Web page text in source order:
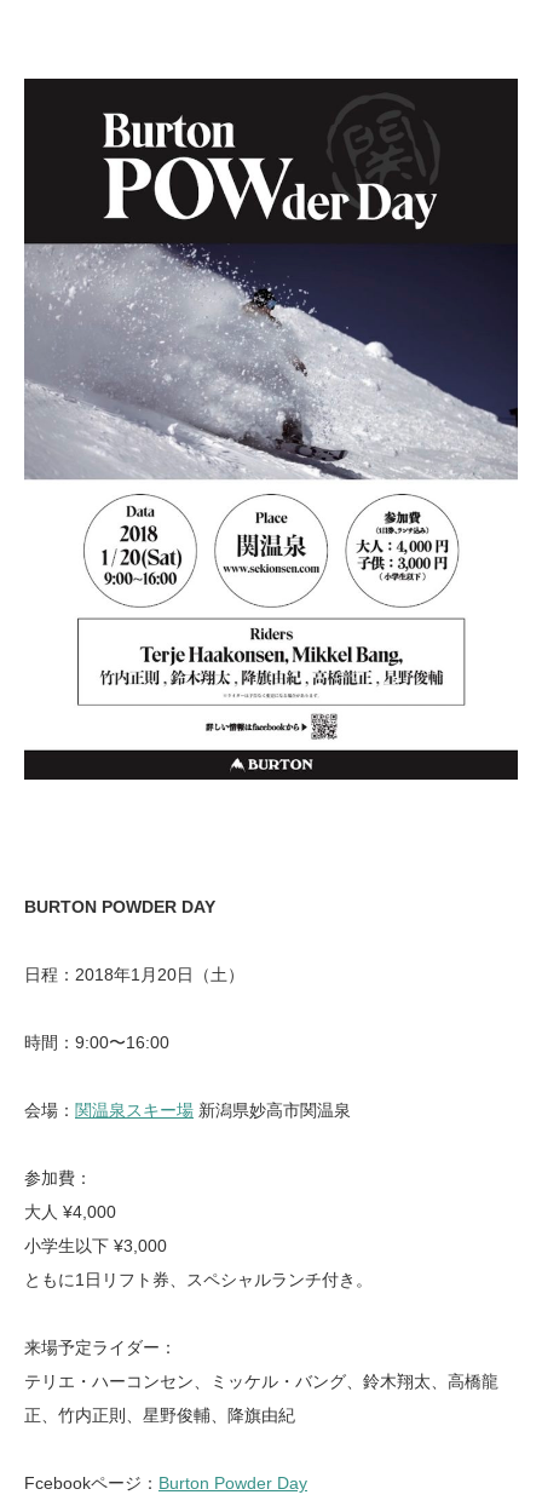
BURTON POWDER DAY
日程：2018年1月20日（土）
時間：9:00〜16:00
会場： 関温泉スキー場 新潟県妙高市関温泉
参加費：
大人 ¥4,000
小学生以下 ¥3,000
ともに1日リフト券、スペシャルランチ付き。
来場予定ライダー：
テリエ・ハーコンセン、ミッケル・バング、鈴木翔太、高橋龍
正、竹内正則、星野俊輔、降旗由紀
Fcebookページ： Burton Powder Day